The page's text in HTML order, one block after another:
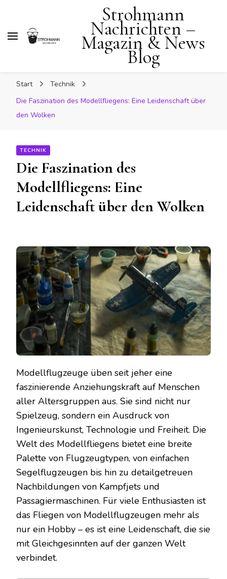
Strohmann
Nachrichten –
Magazin & News
Blog
Start
Technik
Die Faszination des Modellfliegens: Eine Leidenschaft über
den Wolken
TECHNIK
Die Faszination des
Modellfliegens: Eine
Leidenschaft über den Wolken
Modellflugzeuge üben seit jeher eine
faszinierende Anziehungskraft auf Menschen
aller Altersgruppen aus. Sie sind nicht nur
Spielzeug, sondern ein Ausdruck von
Ingenieurskunst, Technologie und Freiheit. Die
Welt des Modellfliegens bietet eine breite
Palette von Flugzeugtypen, von einfachen
Segelflugzeugen bis hin zu detailgetreuen
Nachbildungen von Kampfjets und
Passagiermaschinen. Für viele Enthusiasten ist
das Fliegen von Modellflugzeugen mehr als
nur ein Hobby – es ist eine Leidenschaft, die sie
mit Gleichgesinnten auf der ganzen Welt
verbindet.